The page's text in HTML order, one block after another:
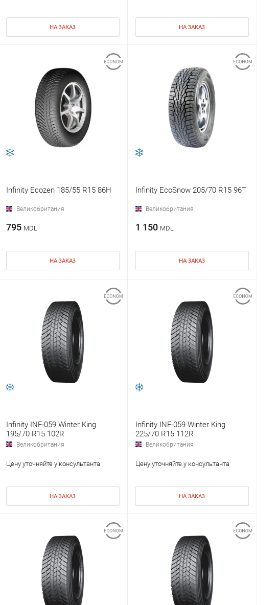
НА ЗАКАЗ НА ЗАКАЗ
Infinity Ecozen 185/55 R15 86H
Великобритания
795 MDL
НА ЗАКАЗ
Infinity EcoSnow 205/70 R15 96T
Великобритания
1 150 MDL
НА ЗАКАЗ
Infinity INF-059 Winter King
195/70 R15 102R
Великобритания
Цену уточняйте у консультанта
НА ЗАКАЗ
Infinity INF-059 Winter King
225/70 R15 112R
Великобритания
Цену уточняйте у консультанта
НА ЗАКАЗ